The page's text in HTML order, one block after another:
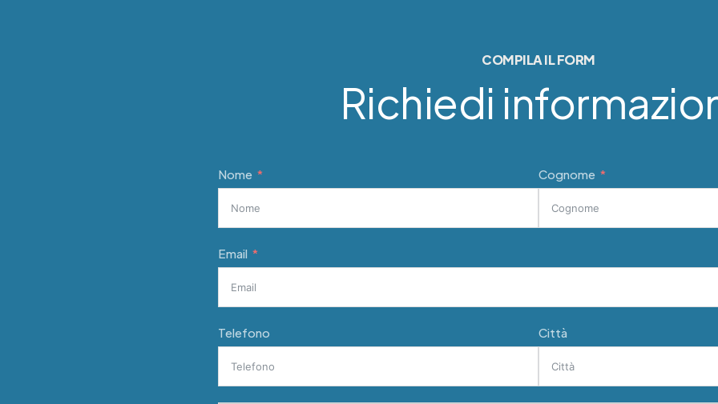
Richiedi
COMPILA IL FORM
Nome Cognome
Email
Telefono Città